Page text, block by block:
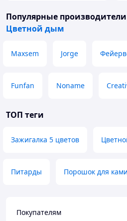
Популярные производители
Цветной дым
Maxsem Jorge
Funfan Noname
ТОП теги
Зажигалка 5 цветов
Питарды Порошок для
Покупателям